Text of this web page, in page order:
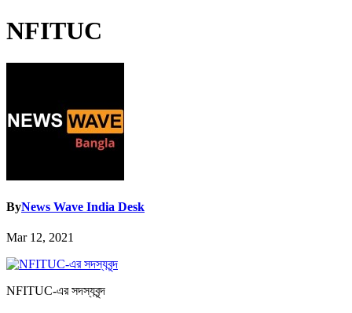
NFITUC
ByNews Wave India Desk
Mar 12, 2021
NFITUC-এর সদস্যবৃন্দ